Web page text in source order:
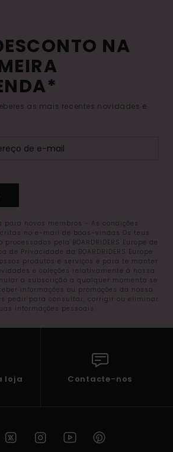
NA
as mais recentes novidades e
para novos membros - As condições
no e-mail de boas-vindas Os teus
pela BOARDRIDERS Europe de
de Privacidade da BOARDRIDERS Europe
produtos e serviços e para te manter
e coleções relativamente à nossa
a subscrição a qualquer momento se
informações ou promoções da nossa
pedir para consultar, corrigir ou eliminar
informações pessoais.
loja Contacte-nos